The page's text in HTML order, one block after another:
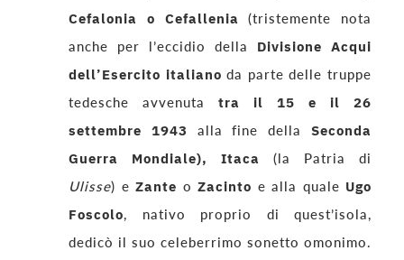
Cefalonia o Cefallenia(tristemente nota
anche per l’eccidio della
Divisione Acqui
dell’Esercito italianoda parte delle truppe
tedesche avvenuta tra il 15 e il 26
settembre 1943 alla fine della
Seconda
Guerra Mondiale), Itaca
(la Patria di
Ulisse) e Zante o Zacinto e alla quale Ugo
Foscolo, nativo proprio di quest’isola,
dedicò il suo celeberrimo sonetto omonimo.